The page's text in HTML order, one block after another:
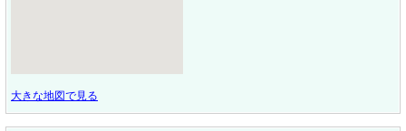
大きな地図で見る